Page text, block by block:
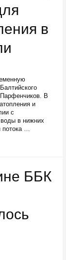
в
В
и
с
в нижних
…
ББК